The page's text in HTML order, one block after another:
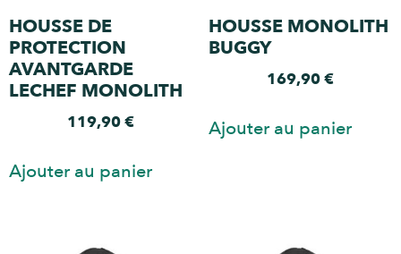
HOUSSE DE
PROTECTION
AVANTGARDE
LECHEF MONOLITH
119,90€
Ajouter au panier
HOUSSE MONOLITH
BUGGY
169,90€
Ajouter au panier